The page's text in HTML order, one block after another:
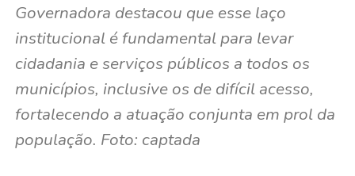
Governadora destacou que esse laço
institucional é fundamental para levar
cidadania e serviços públicos a todos os
municípios, inclusive os de difícil acesso,
fortalecendo a atuação conjunta em prol da
população. Foto: captada